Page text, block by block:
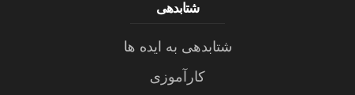
شتابدهی
شتابدهی به ایده ها
کارآموزی